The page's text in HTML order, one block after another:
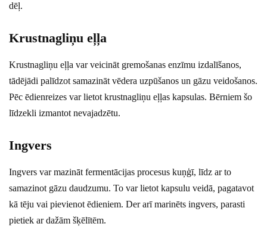
dēļ.
Krustnagliņu eļļa
Krustnagliņu eļļa var veicināt gremošanas enzīmu izdalīšanos,
tādējādi palīdzot samazināt vēdera uzpūšanos un gāzu veidošanos.
Pēc ēdienreizes var lietot krustnagliņu eļļas kapsulas. Bērniem šo
līdzekli izmantot nevajadzētu.
Ingvers
Ingvers var mazināt fermentācijas procesus kuņģī, līdz ar to
samazinot gāzu daudzumu. To var lietot kapsulu veidā, pagatavot
kā tēju vai pievienot ēdieniem. Der arī marinēts ingvers, parasti
pietiek ar dažām šķēlītēm.